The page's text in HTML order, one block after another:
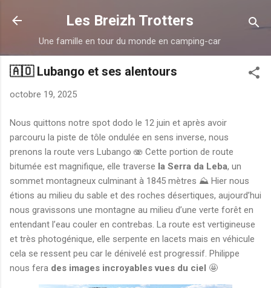
Accéder au contenu principal
Les Breizh Trotters
Une famille en tour du monde en camping-car
🇦🇴 Lubango et ses alentours
octobre 19, 2025
Nous quittons notre spot dodo le 12 juin et après avoir
parcouru la piste de tôle ondulée en sens inverse, nous
prenons la route vers Lubango 🫨 Cette portion de route
bitumée est magnifique, elle traverse la Serra da Leba, un
sommet montagneux culminant à 1845 mètres ⛰️ Hier nous
étions au milieu du sable et des roches désertiques, aujourd’hui
nous gravissons une montagne au milieu d’une verte forêt en
entendant l’eau couler en contrebas. La route est vertigineuse
et très photogénique, elle serpente en lacets mais en véhicule
cela se ressent peu car le dénivelé est progressif. Philippe
nous fera des images incroyables vues du ciel 🤩